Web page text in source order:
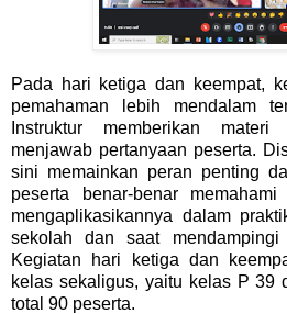
Pada hari ketiga dan keempat,
pemahaman lebih mendalam
Instruktur memberikan
menjawab pertanyaan peserta.
sini memainkan peran penting
peserta benar-benar
mengaplikasikannya dalam
sekolah dan saat
Kegiatan hari ketiga dan
kelas sekaligus, yaitu kelas P 39
total 90 peserta.